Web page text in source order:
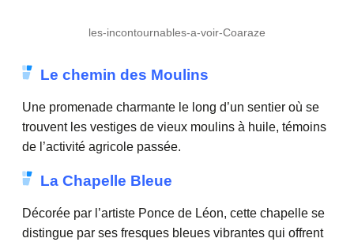
les-incontournables-a-voir-Coaraze
Le chemin des Moulins
Une promenade charmante le long d’un sentier où se
trouvent les vestiges de vieux moulins à huile, témoins
de l’activité agricole passée.
La Chapelle Bleue
Décorée par l’artiste Ponce de Léon, cette chapelle se
distingue par ses fresques bleues vibrantes qui offrent